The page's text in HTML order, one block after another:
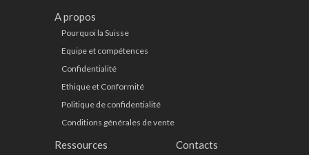
A propos
Pourquoi la Suisse
Equipe et compétences
Confidentialité
Ethique et Conformité
Politique de confidentialité
Conditions générales de vente
Ressources Contacts